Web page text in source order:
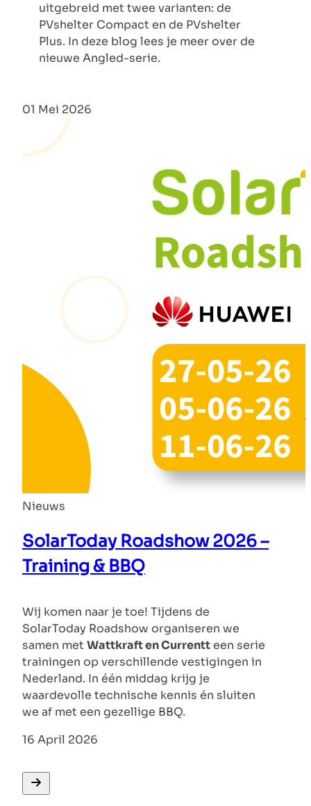
uitgebreid met twee varianten: de
PVshelter Compact en de PVshelter
Plus. In deze blog lees je meer over de
nieuwe Angled-serie.
01 Mei 2026
Nieuws
SolarToday Roadshow 2026 –
Training & BBQ
Wij komen naar je toe! Tijdens de
SolarToday Roadshow organiseren we
samen met Wattkraft en Currentteen serie
trainingen op verschillende vestigingen in
Nederland. In één middag krijg je
waardevolle technische kennis én sluiten
we af met een gezellige BBQ.
16 April 2026